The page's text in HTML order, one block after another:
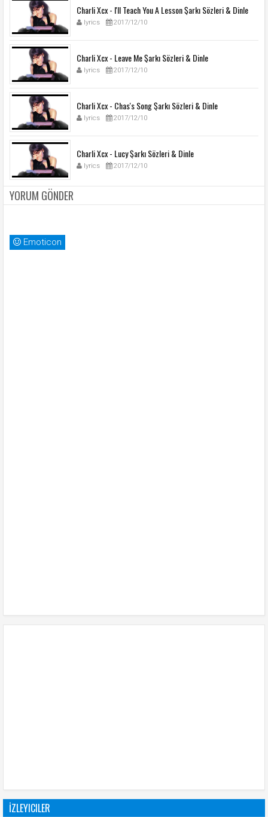
Charli Xcx - I'll Teach You A Lesson Şarkı Sözleri & Dinle
lyrics 2017/12/10
Charli Xcx - Leave Me Şarkı Sözleri & Dinle
lyrics 2017/12/10
Charli Xcx - Chas's Song Şarkı Sözleri & Dinle
lyrics 2017/12/10
Charli Xcx - Lucy Şarkı Sözleri & Dinle
lyrics 2017/12/10
YORUM GÖNDER
Emoticon
İZLEYICILER